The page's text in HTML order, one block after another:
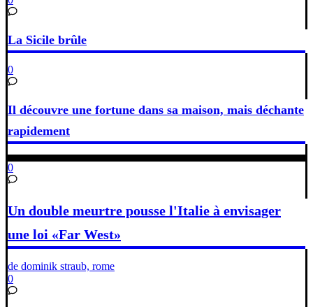
La Sicile brûle
0
Il découvre une fortune dans sa maison, mais déchante
rapidement
0
Un double meurtre pousse l'Italie à envisager
une loi «Far West»
de dominik straub, rome
0